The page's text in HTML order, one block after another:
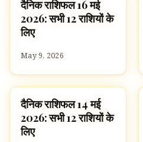
ज्योतिष
दैनिक राशिफल 16 मई
2026: सभी 12 राशियों के
लिए
May 9, 2026
ज्योतिष
दैनिक राशिफल 14 मई
2026: सभी 12 राशियों के
लिए